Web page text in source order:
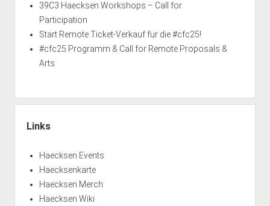
39C3 Haecksen Workshops – Call for
Participation
Start Remote Ticket-Verkauf für die #cfc25!
#cfc25 Programm & Call for Remote Proposals &
Arts
Links
Haecksen Events
Haecksenkarte
Haecksen Merch
Haecksen Wiki